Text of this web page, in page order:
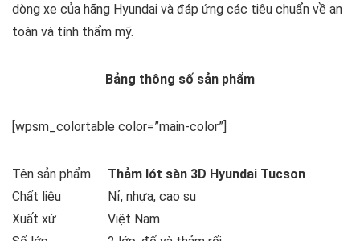
dòng xe của hãng Hyundai và đáp ứng các tiêu chuẩn về an
toàn và tính thẩm mỹ.
Bảng thông số sản phẩm
[wpsm_colortable color=”main-color”]
Tên sản phẩm
Thảm lót sàn 3D Hyundai Tucson
Chất liệu
Nỉ, nhựa, cao su
Xuất xứ
Việt Nam